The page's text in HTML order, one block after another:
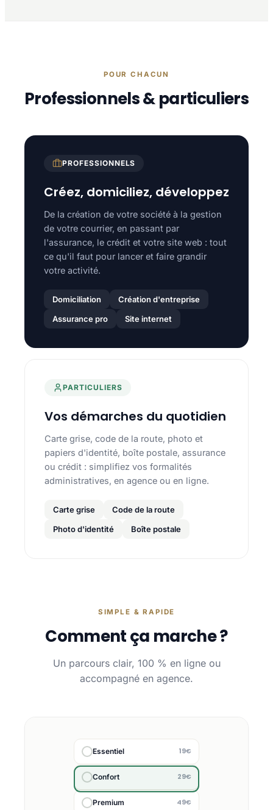
POUR CHACUN
Professionnels & particuliers
PROFESSIONNELS
Créez, domiciliez, développez
De la création de votre société à la gestion
de votre courrier, en passant par
l'assurance, le crédit et votre site web : tout
ce qu'il faut pour lancer et faire grandir
votre activité.
Domiciliation
Création d'entreprise
Assurance pro
Site internet
PARTICULIERS
Vos démarches du quotidien
Carte grise, code de la route, photo et
papiers d'identité, boîte postale, assurance
ou crédit : simplifiez vos formalités
administratives, en agence ou en ligne.
Carte grise
Code de la route
Photo d'identité
Boîte postale
SIMPLE & RAPIDE
Comment ça marche ?
Un parcours clair, 100 % en ligne ou
accompagné en agence.
Essentiel 19€
Confort 29€
Premium 49€